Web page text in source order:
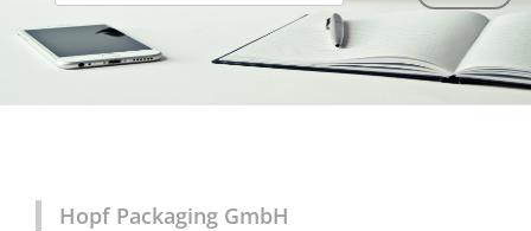
Hopf Packaging GmbH